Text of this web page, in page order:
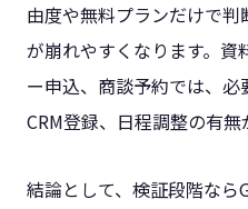
由度や無料プランだけで
が崩れやすくなります。
ー申込、商談予約では、必
CRM登録、日程調整の有無
結論として、検証段階な